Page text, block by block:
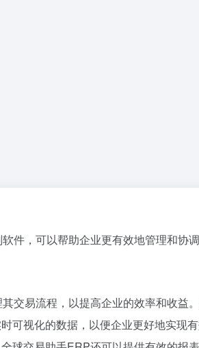
件，可以帮助企业更有效地管理和协
交易流程，以提高企业的效率和收
可视化的数据，以便企业更好地实